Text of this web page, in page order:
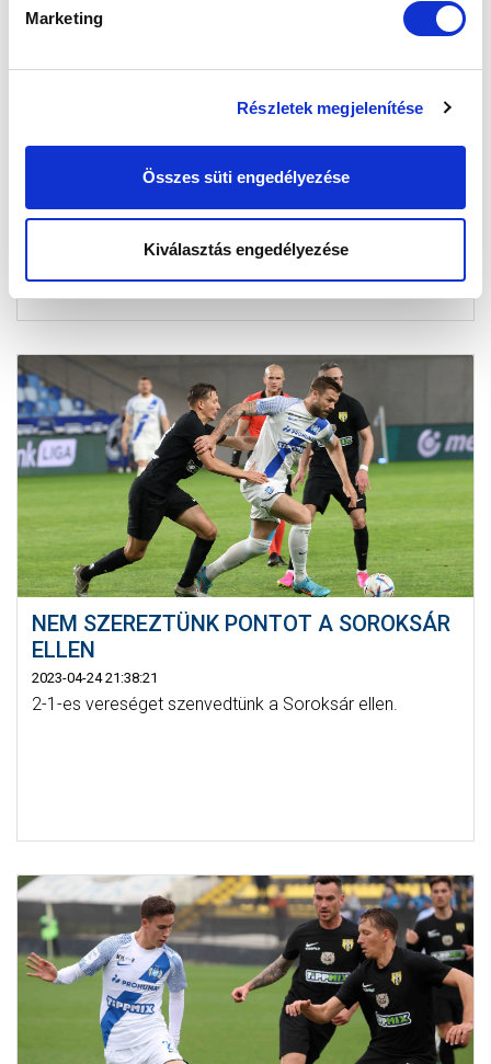
Marketing
Részletek megjelenítése
Összes süti engedélyezése
Kiválasztás engedélyezése
KÉPGALÉRIA: MTK BUDAPEST -
Képekben a Soroksár elleni meccs.
NEM SZEREZTÜNK PONTOT A SOROKSÁR
ELLEN
2023-04-24 21:38:21
2-1-es vereséget szenvedtünk a Soroksár ellen.